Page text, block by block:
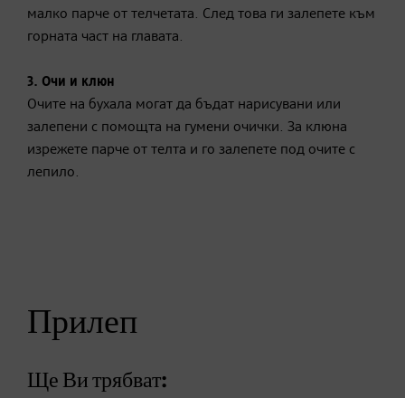
малко парче от телчетата. След това ги залепете към
горната част на главата.
3. Очи и клюн
Очите на бухала могат да бъдат нарисувани или
залепени с помощта на гумени очички. За клюна
изрежете парче от телта и го залепете под очите с
лепило.
Прилеп
Ще Ви трябват: